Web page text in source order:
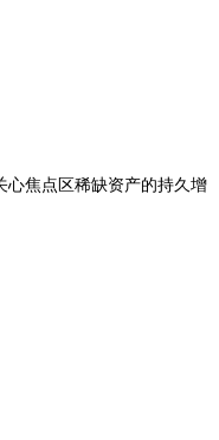
心焦点区稀缺资产的持久增